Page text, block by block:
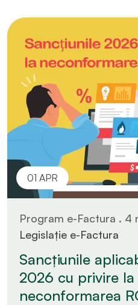
01 APR
Program e-Factura . 4
Legislație e-Factura
Sancțiunile
2026 cu privire la
neconformarea